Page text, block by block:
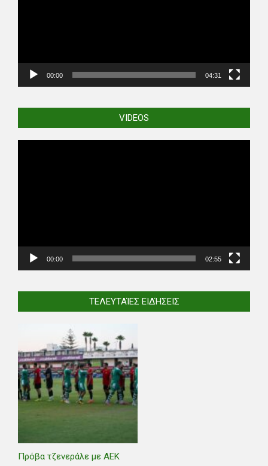
00:00 04:31
VIDEOS
00:00 02:55
ΤΕΛΕΥΤΑΊΕΣ ΕΙΔΉΣΕΙΣ
Πρόβα τζενεράλε με ΑΕΚ